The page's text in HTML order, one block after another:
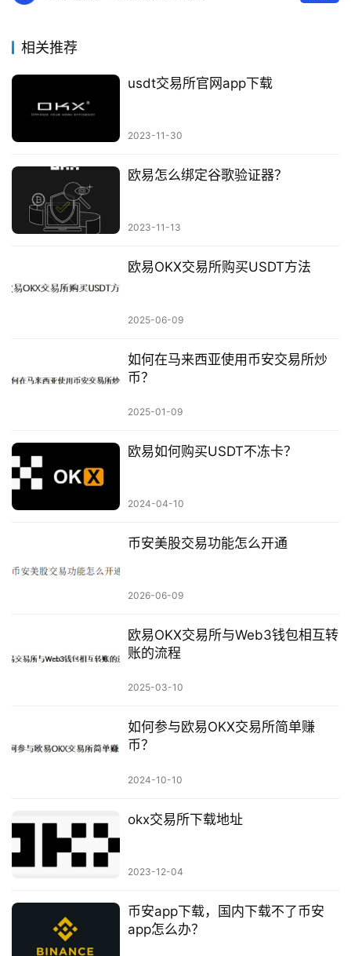
相关推荐
usdt交易所官网app下载
2023-11-30
欧易怎么绑定谷歌验证器？
2023-11-13
欧易OKX交易所购买USDT方法
2025-06-09
如何在马来西亚使用币安交易所炒
币？
2025-01-09
欧易如何购买USDT不冻卡？
2024-04-10
币安美股交易功能怎么开通
2026-06-09
欧易OKX交易所与Web3钱包相互转
账的流程
2025-03-10
如何参与欧易OKX交易所简单赚
币？
2024-10-10
okx交易所下载地址
2023-12-04
币安app下载，国内下载不了币安
app怎么办？